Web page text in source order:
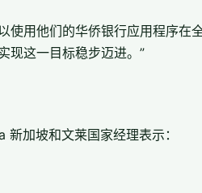
使用他们的华侨银行应用程序在
现这一目标稳步迈进。”
加坡和文莱国家经理表示：